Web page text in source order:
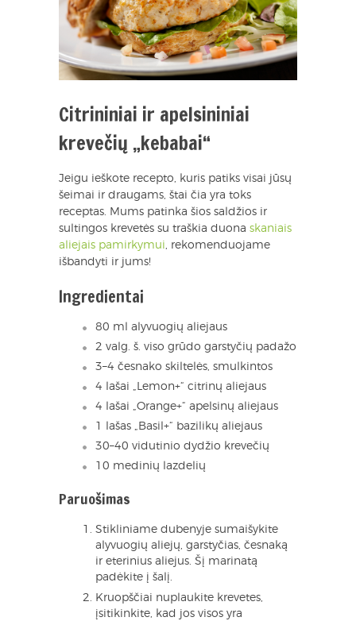
Citrininiai ir apelsininiai
krevečių „kebabai“
Jeigu ieškote recepto, kuris patiks visai jūsų
šeimai ir draugams, štai čia yra toks
receptas. Mums patinka šios saldžios ir
sultingos krevetės su traškia duona skaniais
aliejais pamirkymui, rekomenduojame
išbandyti ir jums!
Ingredientai
80 ml alyvuogių aliejaus
2 valg. š. viso grūdo garstyčių padažo
3–4 česnako skiltelės, smulkintos
4 lašai „Lemon+“ citrinų aliejaus
4 lašai „Orange+“ apelsinų aliejaus
1 lašas „Basil+“ bazilikų aliejaus
30–40 vidutinio dydžio krevečių
10 medinių lazdelių
Paruošimas
Stikliniame dubenyje sumaišykite
alyvuogių aliejų, garstyčias, česnaką
ir eterinius aliejus. Šį marinatą
padėkite į šalį.
Kruopščiai nuplaukite krevetes,
įsitikinkite, kad jos visos yra